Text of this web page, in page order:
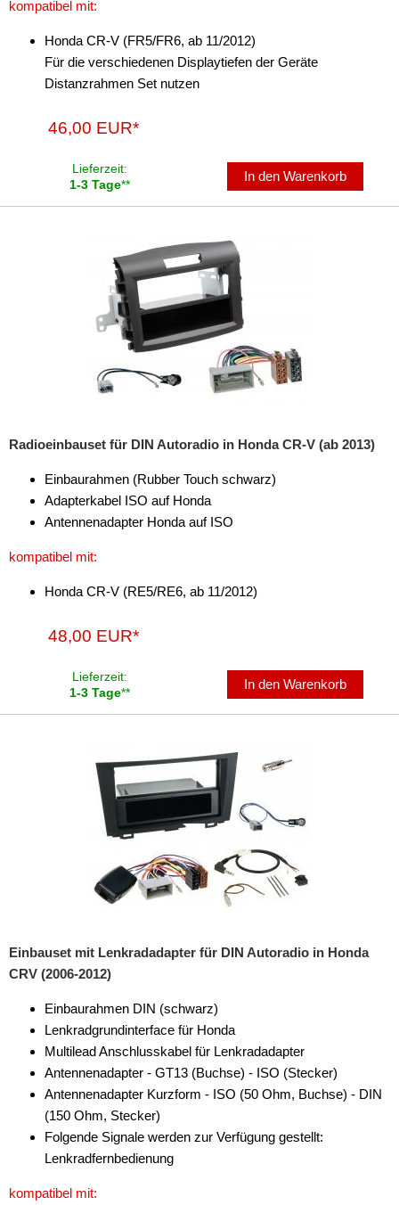
für Kia
für Lancia
für Lexus
für MAN
für Mazda
für Mercedes-Benz
für Mitsubishi
für Range Rover
für Renault
für Scania
für Seat
für Ssangyong
für Toyota
für Volvo
SD-Adapter
Stromversorgung
Subwoofer-Zubehör
USB-Adapter
kompatibel mit:
Honda CR-V (FR5/FR6, ab 11/2012)
Für die verschiedenen Displaytiefen der Geräte
Distanzrahmen Set nutzen
46,00 EUR*
Lieferzeit:
1-3 Tage**
In den Warenkorb
Radioeinbauset für DIN Autoradio in Honda CR-V (ab 2013)
Einbaurahmen (Rubber Touch schwarz)
Adapterkabel ISO auf Honda
Antennenadapter Honda auf ISO
kompatibel mit:
Honda CR-V (RE5/RE6, ab 11/2012)
48,00 EUR*
Lieferzeit:
1-3 Tage**
In den Warenkorb
Einbauset mit Lenkradadapter für DIN Autoradio in Honda
CRV (2006-2012)
Einbaurahmen DIN (schwarz)
Lenkradgrundinterface für Honda
Multilead Anschlusskabel für Lenkradadapter
Antennenadapter - GT13 (Buchse) - ISO (Stecker)
Antennenadapter Kurzform - ISO (50 Ohm, Buchse) - DIN
(150 Ohm, Stecker)
Folgende Signale werden zur Verfügung gestellt:
Lenkradfernbedienung
kompatibel mit: